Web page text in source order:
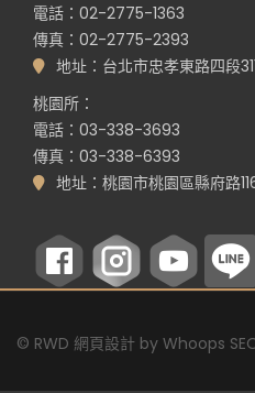
電話：02-2775-1363
傳真：02-2775-2393
地址：台北市忠孝東路四段
桃園所：
電話：03-338-3693
傳真：03-338-6393
地址：桃園市桃園區縣府路
© RWD 網頁設計 by Whoops